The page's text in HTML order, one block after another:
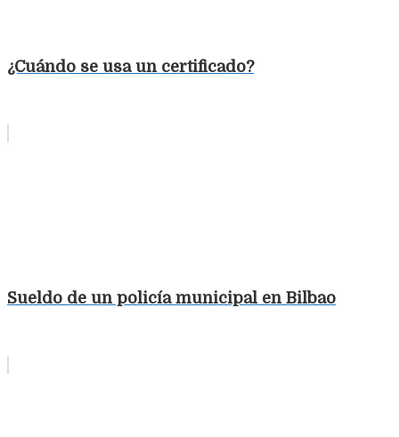
¿Cuándo se usa un certificado?
Sueldo de un policía municipal en Bilbao